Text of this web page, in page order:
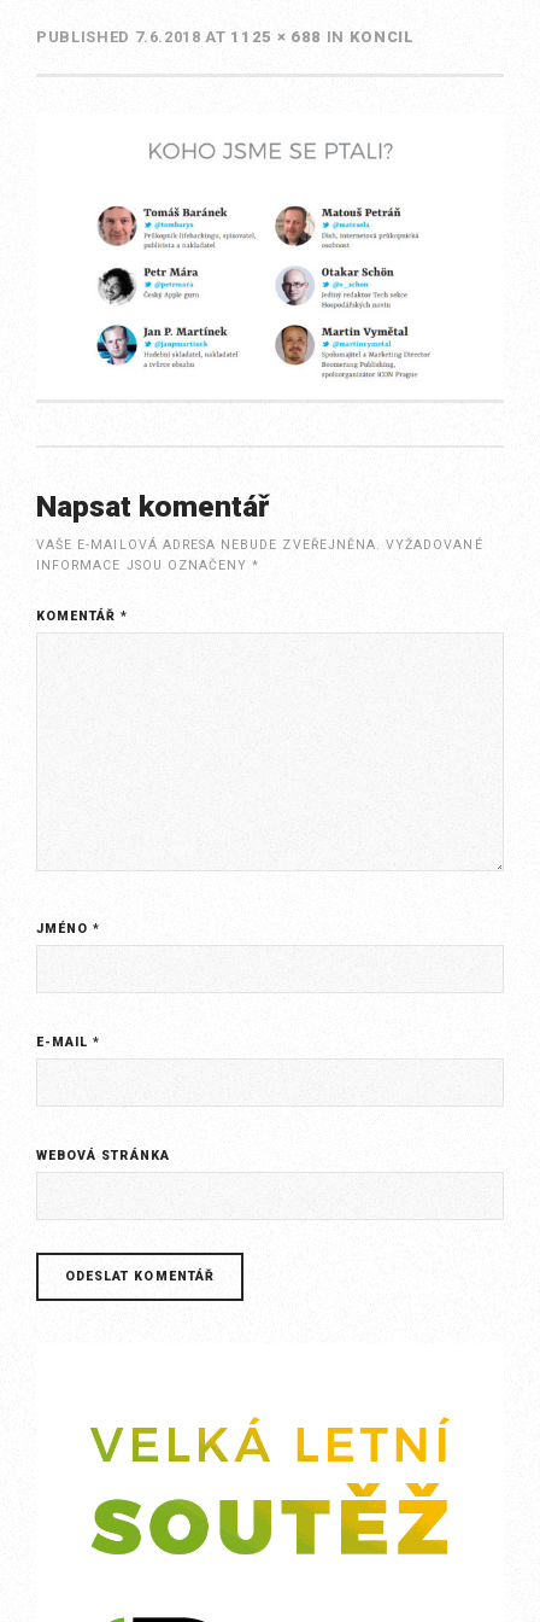
PUBLISHED 7.6.2018 AT 1125 × 688 IN KONCIL
Napsat komentář
VAŠE E-MAILOVÁ ADRESA NEBUDE ZVEŘEJNĚNA. VYŽADOVANÉ
INFORMACE JSOU OZNAČENY*
KOMENTÁŘ*
JMÉNO*
E-MAIL*
WEBOVÁ STRÁNKA